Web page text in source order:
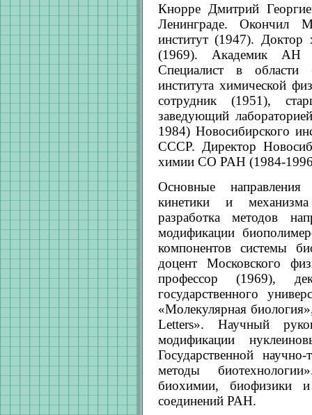
Кнорре Дмитрий
Ленинграде. Окончил
институт (1947). Доктор
(1969). Академик
Специалист в области
института химической
сотрудник (1951),
заведующий
1984) Новосибирского
СССР. Директор
химии СО РАН (1984-
Основные направления
кинетики и
разработка методов
модификации
компонентов системы
доцент Московского
профессор (1969),
государственного
«Молекулярная
Letters». Научный
модификации
Государственной
методы
биохимии, биофизики
соединений РАН.